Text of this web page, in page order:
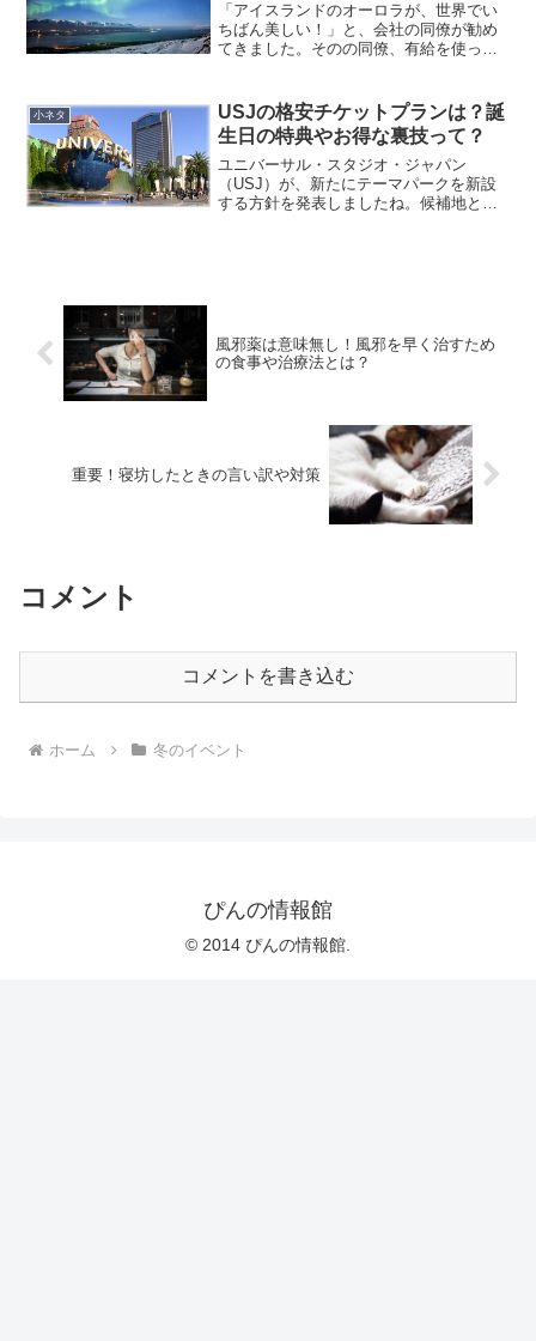
「アイスランドのオーロラが、世界でい
ちばん美しい！」と、会社の同僚が勧め
てきました。そのの同僚、有給を使って1
見せられたら、「見に行きたい！！」と
思っちゃいますよね〜そ...
小ネタ
USJの格安チケットプランは？誕
生日の特典やお得な裏技って？
ユニバーサル・スタジオ・ジャパン
（USJ）が、新たにテーマパークを新設
する方針を発表しましたね。候補地とし
風邪薬は意味無し！風邪を早く治すため
の食事や治療法とは？
重要！寝坊したときの言い訳や対策
コメント
コメントを書き込む
ホーム 冬のイベント
ぴんの情報館
© 2014 ぴんの情報館.